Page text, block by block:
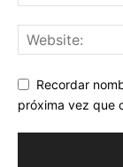
Recordar
próxima vez que